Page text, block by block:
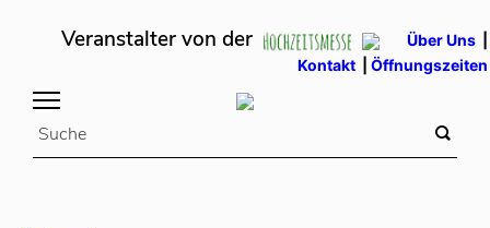
Veranstalter von der Über Uns|
Kontakt| Öffnungszeiten